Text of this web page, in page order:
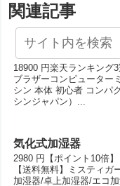
関連記事
ミシン
18900 円楽天ランキング
ブラザーコンピューター
シン 本体 初心者 コンパ
シンジャパン）...
気化式加湿器
2980 円【ポイント10倍
【送料無料】ミスティ
加湿器/卓上加湿器/エコ